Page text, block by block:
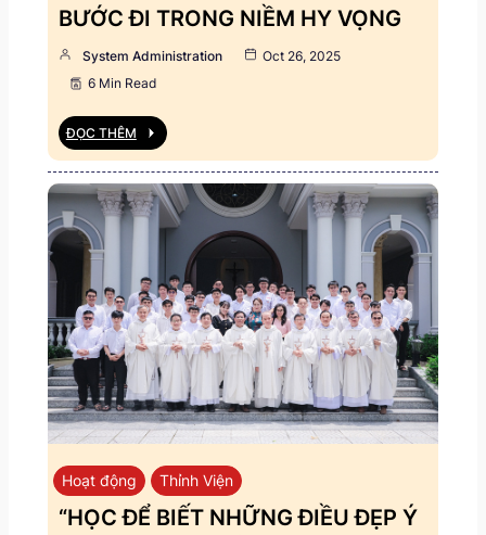
BƯỚC ĐI TRONG NIỀM HY VỌNG
System Administration
Oct 26, 2025
6 Min Read
ĐỌC THÊM
Hoạt động Thỉnh Viện
“HỌC ĐỂ BIẾT NHỮNG ĐIỀU ĐẸP Ý